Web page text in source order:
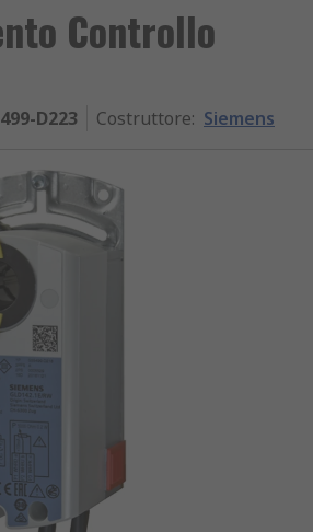
Controllo
D223 Costruttore: Siemens